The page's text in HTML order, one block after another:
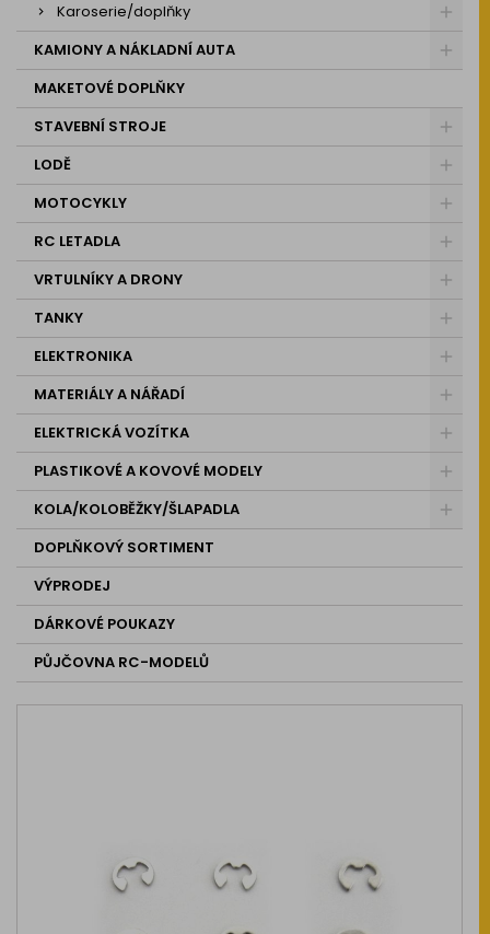
Karoserie/doplňky
KAMIONY A NÁKLADNÍ AUTA
MAKETOVÉ DOPLŇKY
STAVEBNÍ STROJE
LODĚ
MOTOCYKLY
RC LETADLA
VRTULNÍKY A DRONY
TANKY
ELEKTRONIKA
MATERIÁLY A NÁŘADÍ
ELEKTRICKÁ VOZÍTKA
PLASTIKOVÉ A KOVOVÉ MODELY
KOLA/KOLOBĚŽKY/ŠLAPADLA
DOPLŇKOVÝ SORTIMENT
VÝPRODEJ
DÁRKOVÉ POUKAZY
PŮJČOVNA RC-MODELŮ